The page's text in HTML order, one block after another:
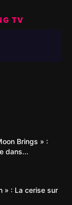
TV
Brings » :
dans...
» : La cerise sur